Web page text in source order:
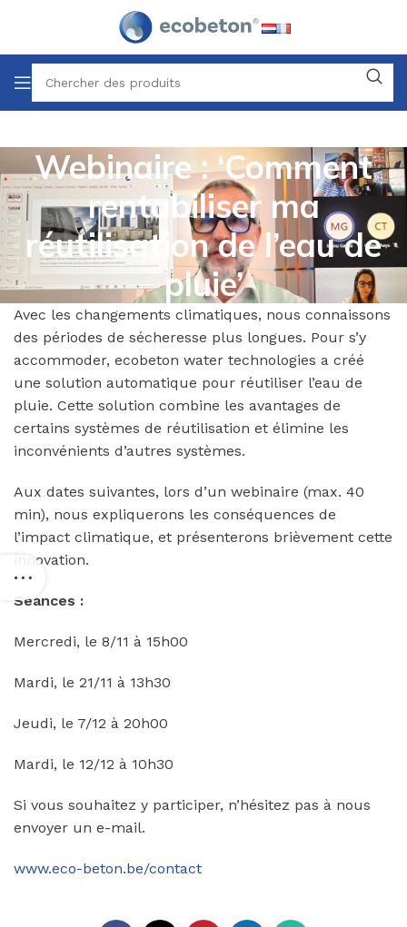
Webinaire : ‘Comment
rentabiliser ma
réutilisation de l’eau de
pluie’
Avec les changements climatiques, nous connaissons
des périodes de sécheresse plus longues. Pour s’y
accommoder, ecobeton water technologies a créé
une solution automatique pour réutiliser l’eau de
pluie. Cette solution combine les avantages de
certains systèmes de réutilisation et élimine les
inconvénients d’autres systèmes.
Aux dates suivantes, lors d’un webinaire (max. 40
min), nous expliquerons les conséquences de
l’impact climatique, et présenterons brièvement cette
innovation.
Séances :
Mercredi, le 8/11 à 15h00
Mardi, le 21/11 à 13h30
Jeudi, le 7/12 à 20h00
Mardi, le 12/12 à 10h30
Si vous souhaitez y participer, n’hésitez pas à nous
envoyer un e-mail.
www.eco-beton.be/contact